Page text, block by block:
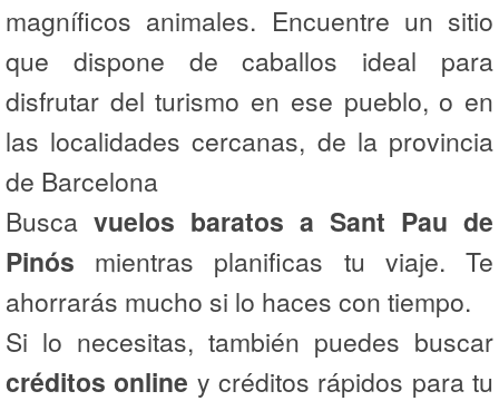
magníficos animales. Encuentre un sitio
que dispone de caballos ideal para
disfrutar del turismo en ese pueblo, o en
las localidades cercanas, de la provincia
de Barcelona
Busca vuelos baratos a Sant Pau de
Pinós mientras planificas tu viaje. Te
ahorrarás mucho si lo haces con tiempo.
Si lo necesitas, también puedes buscar
créditos online y créditos rápidos para tu